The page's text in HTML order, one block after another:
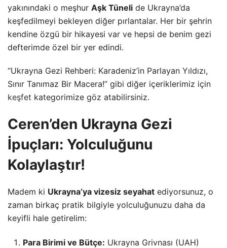
yakınındaki o meşhur Aşk Tüneli de Ukrayna’da
keşfedilmeyi bekleyen diğer pırlantalar. Her bir şehrin
kendine özgü bir hikayesi var ve hepsi de benim gezi
defterimde özel bir yer edindi.
“Ukrayna Gezi Rehberi: Karadeniz’in Parlayan Yıldızı,
Sınır Tanımaz Bir Macera!” gibi diğer içeriklerimiz için
keşfet kategorimize göz atabilirsiniz.
Ceren’den Ukrayna Gezi
İpuçları: Yolculuğunu
Kolaylaştır!
Madem ki Ukrayna’ya vizesiz seyahat ediyorsunuz, o
zaman birkaç pratik bilgiyle yolculuğunuzu daha da
keyifli hale getirelim:
Para Birimi ve Bütçe: Ukrayna Grivnası (UAH)